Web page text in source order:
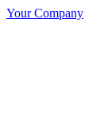
Your Company